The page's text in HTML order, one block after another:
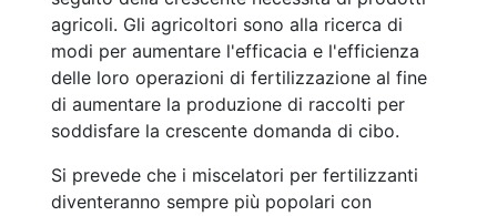
agricoli. Gli agricoltori sono alla ricerca di
modi per aumentare l'efficacia e l'efficienza
delle loro operazioni di fertilizzazione al fine
di aumentare la produzione di raccolti per
soddisfare la crescente domanda di cibo.
Si prevede che i miscelatori per fertilizzanti
diventeranno sempre più popolari con